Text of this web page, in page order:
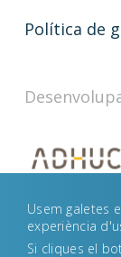
Política de
Usem galetes
experiència
Si cliques el